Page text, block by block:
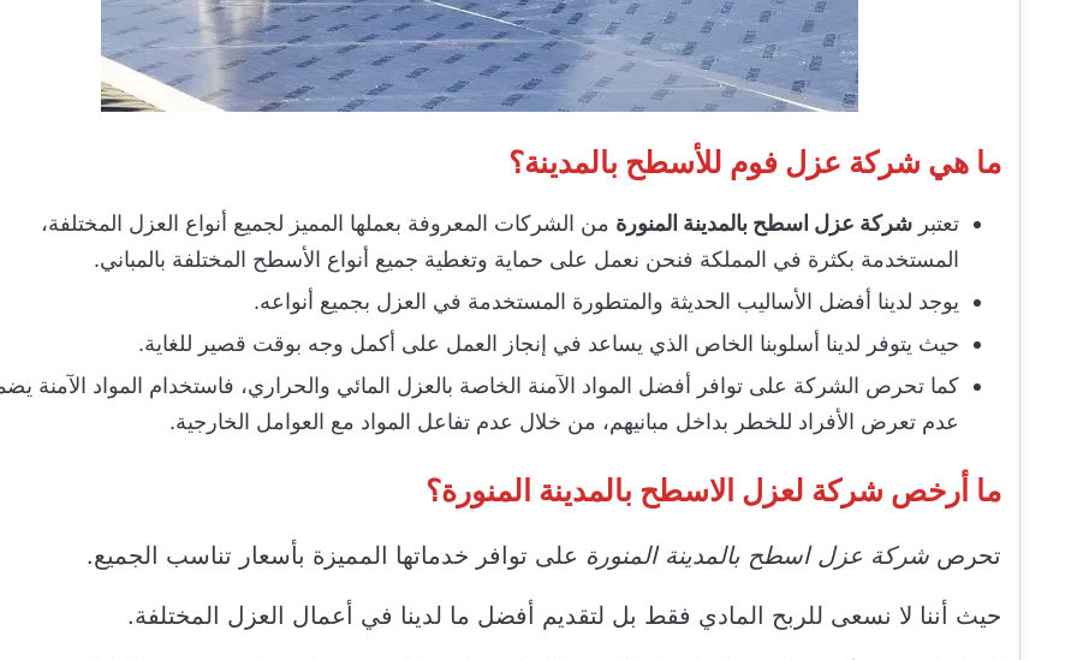
ما هي شركة عزل فوم للأسطح بالمدينة؟
تعتبر شركة عزل اسطح بالمدينة المنورة من الشركات المعروفة بعملها المميز لجميع أنواع العزل المختلفة،
المستخدمة بكثرة في المملكة فنحن نعمل على حماية وتغطية جميع أنواع الأسطح المختلفة بالمباني.
يوجد لدينا أفضل الأساليب الحديثة والمتطورة المستخدمة في العزل بجميع أنواعه.
حيث يتوفر لدينا أسلوبنا الخاص الذي يساعد في إنجاز العمل على أكمل وجه بوقت قصير للغاية.
كما تحرص الشركة على توافر أفضل المواد الآمنة الخاصة بالعزل المائي والحراري، فاستخدام المواد الآمنة
عدم تعرض الأفراد للخطر بداخل مبانيهم، من خلال عدم تفاعل المواد مع العوامل الخارجية.
ما أرخص شركة لعزل الاسطح بالمدينة المنورة؟
تحرص شركة عزل اسطح بالمدينة المنورة على توافر خدماتها المميزة بأسعار تناسب الجميع.
حيث أننا لا نسعى للربح المادي فقط بل لتقديم أفضل ما لدينا في أعمال العزل المختلفة.